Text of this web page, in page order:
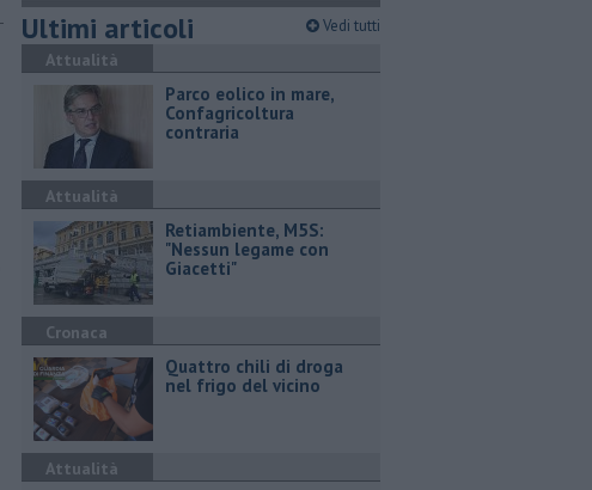
Ultimi articoli Vedi tutti
Attualità
Parco eolico in mare,
Confagricoltura
contraria
Attualità
Retiambiente, M5S:
"Nessun legame con
Giacetti"
Cronaca
Quattro chili di droga
nel frigo del vicino
Attualità